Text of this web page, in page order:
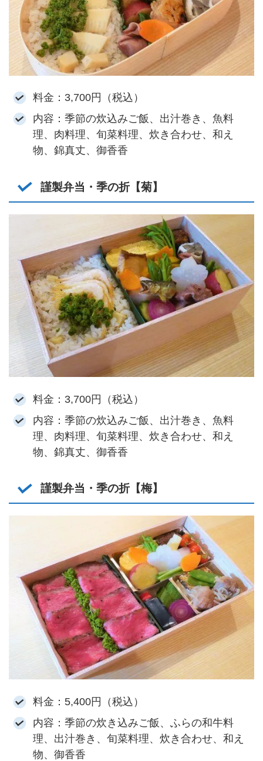
料金：3,700円（税込）
内容：季節の炊込みご飯、出汁巻き、魚料
理、肉料理、旬菜料理、炊き合わせ、和え
物、錦真丈、御香香
謹製弁当・季の折【菊】
料金：3,700円（税込）
内容：季節の炊込みご飯、出汁巻き、魚料
理、肉料理、旬菜料理、炊き合わせ、和え
物、錦真丈、御香香
謹製弁当・季の折【梅】
料金：5,400円（税込）
内容：季節の炊き込みご飯、ふらの和牛料
理、出汁巻き、旬菜料理、炊き合わせ、和え
物、御香香